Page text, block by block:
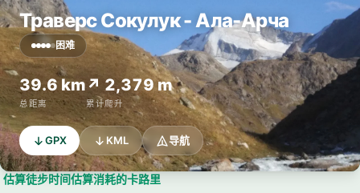
Траверс Сокулук - Ала-Арча
困难
39.6 km
总距离
↗ 2,379 m
累计爬升
GPX KML 导航
估算徒步时间估算消耗的卡路里